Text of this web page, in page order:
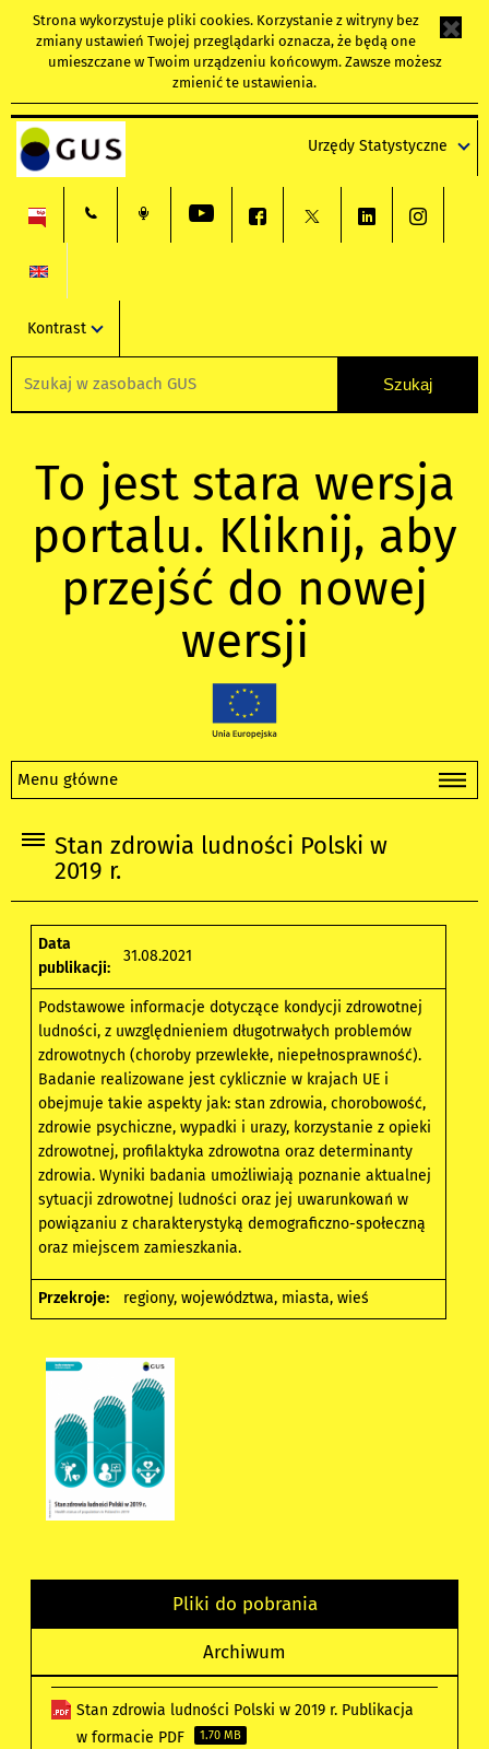
Strona wykorzystuje pliki cookies. Korzystanie z witryny bez
zmiany ustawień Twojej przeglądarki oznacza, że będą one
umieszczane w Twoim urządzeniu końcowym. Zawsze możesz
zmienić te ustawienia.
Urzędy Statystyczne
Kontrast
To jest stara wersja
portalu. Kliknij, aby
przejść do nowej
wersji
Menu główne
Stan zdrowia ludności Polski w
2019 r.
Data
publikacji:
31.08.2021
Podstawowe informacje dotyczące kondycji zdrowotnej
ludności, z uwzględnieniem długotrwałych problemów
zdrowotnych (choroby przewlekłe, niepełnosprawność).
Badanie realizowane jest cyklicznie w krajach UE i
obejmuje takie aspekty jak: stan zdrowia, chorobowość,
zdrowie psychiczne, wypadki i urazy, korzystanie z opieki
zdrowotnej, profilaktyka zdrowotna oraz determinanty
zdrowia. Wyniki badania umożliwiają poznanie aktualnej
sytuacji zdrowotnej ludności oraz jej uwarunkowań w
powiązaniu z charakterystyką demograficzno-społeczną
oraz miejscem zamieszkania.
Przekroje: regiony, województwa, miasta, wieś
Pliki do pobrania
Archiwum
Stan zdrowia ludności Polski w 2019 r. Publikacja
w formacie PDF
1.70 MB